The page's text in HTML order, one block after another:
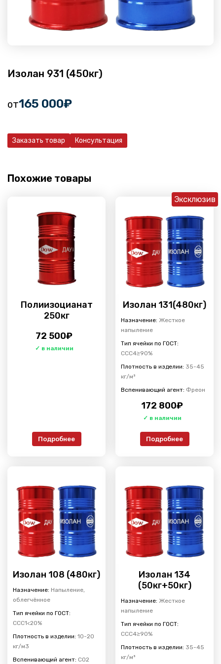
Изолан 931 (450кг)
от165 000₽
Заказать товар Консультация
Похожие товары
Полиизоцианат
250кг
72 500₽
Подробнее
Изолан 131(480кг)
Назначение: Жесткое
напыление
Тип ячейки по ГОСТ:
ССС4≥90%
Плотность в изделии: 35-45
кг/м³
Вспенивающий агент: Фреон
172 800₽
Подробнее
Изолан 108 (480кг)
Назначение: Напыление,
облегчённое
Тип ячейки по ГОСТ:
ССС1<20%
Плотность в изделии: 10-20
кг/м3
Вспенивающий агент: CO2
Изолан 134
(50кг+50кг)
Назначение: Жесткое
напыление
Тип ячейки по ГОСТ:
ССС4≥90%
Плотность в изделии: 35-45
кг/м³